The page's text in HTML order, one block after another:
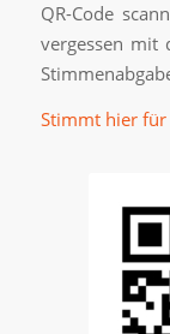
QR-Code
vergessen mit
Stimmt hier für